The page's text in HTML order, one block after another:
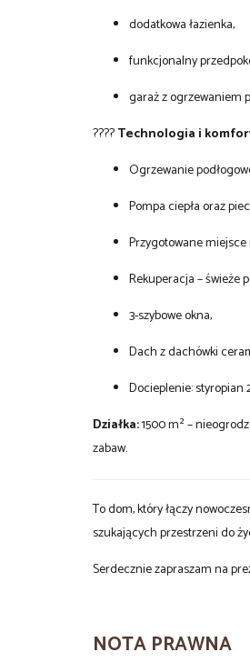
dodatkowa łazienka,
funkcjonalny
garaż z ogrzewaniem
????Technologia i
Ogrzewanie
Pompa ciepła oraz
Przygotowane
Rekuperacja – świeże
3-szybowe okna,
Dach z dachówki
Docieplenie: styropian
Działka:1500 m² –
zabaw.
To dom, który łączy
szukających przestrzeni do
Serdecznie zapraszam na
NOTA PRAWNA